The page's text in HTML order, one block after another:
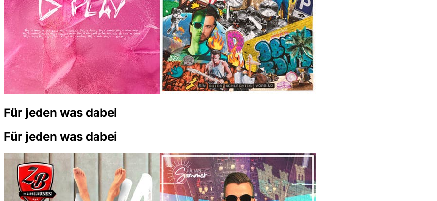
Für jeden was dabei
Für jeden was dabei